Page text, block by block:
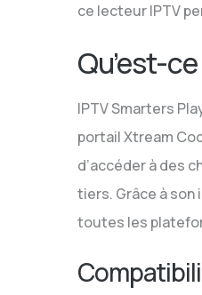
ce lecteur IPTV
Qu’est-
IPTV Smarters
portail Xtream
d’accéder à des
tiers. Grâce à
toutes les